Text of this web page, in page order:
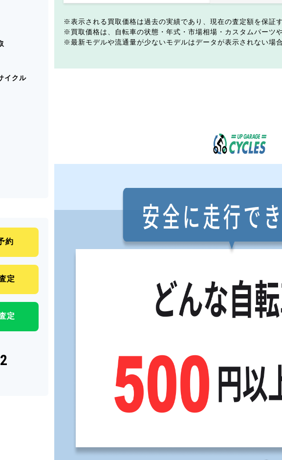
表示される買取価格は過去の実績であり、現在の査定額を保証
買取価格は、自転車の状態・年式・市場相場・カスタムパーツ
最新モデルや流通量が少ないモデルはデータが表示されない場
イクル
約
定
定